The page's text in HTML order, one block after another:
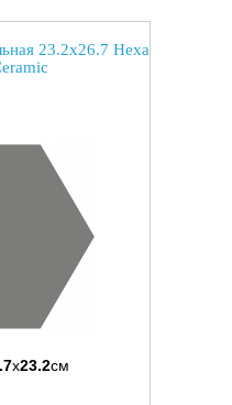
23.2x26.7 Hexa
x23.2см